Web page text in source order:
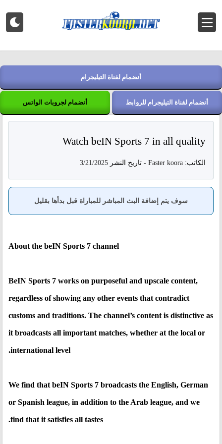
أنضمام لقناة التيليجرام
أنضمام لجروبات الواتس أنضمام لقناة التيليجرام للروابط
Watch beIN Sports 7 in all quality
الكاتب: Faster koora
- تاريخ النشر 3/21/2025
سوف يتم إضافة البث المباشر للمباراة قبل بدأها بقليل
About the beIN Sports 7 channel
BeIN Sports 7 works on purposeful and upscale content,
regardless of showing any other events that contradict
customs and traditions. The channel’s content is distinctive as
it broadcasts all important matches, whether at the local or
international level.
We find that beIN Sports 7 broadcasts the English, German
or Spanish league, in addition to the Arab league, and we
find that it satisfies all tastes.